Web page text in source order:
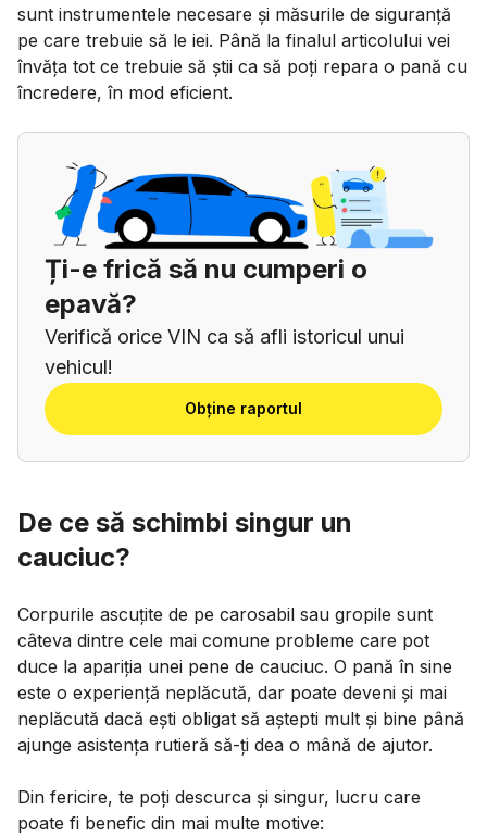
sunt instrumentele necesare și măsurile de siguranță
pe care trebuie să le iei. Până la finalul articolului vei
învăța tot ce trebuie să știi ca să poți repara o pană cu
încredere, în mod eficient.
Ți-e frică să nu cumperi o
epavă?
Verifică orice VIN ca să afli istoricul unui
vehicul!
Obține raportul
De ce să schimbi singur un
cauciuc?
Corpurile ascuțite de pe carosabil sau gropile sunt
câteva dintre cele mai comune probleme care pot
duce la apariția unei pene de cauciuc. O pană în sine
este o experiență neplăcută, dar poate deveni și mai
neplăcută dacă ești obligat să aștepti mult și bine până
ajunge asistența rutieră să-ți dea o mână de ajutor.
Din fericire, te poți descurca și singur, lucru care
poate fi benefic din mai multe motive: